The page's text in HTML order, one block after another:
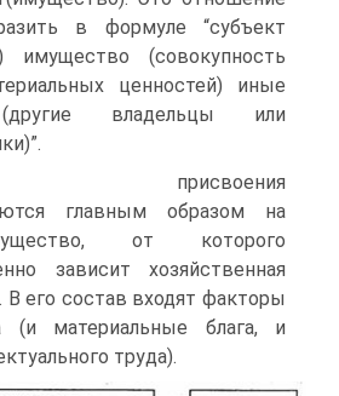
в формуле “субъект
имущество (совокупность
ценностей) иные
владельцы или
присвоения
главным образом на
от которого
зависит хо­зяйственная
В его состав входят факторы
(и материальные блага, и
труда).